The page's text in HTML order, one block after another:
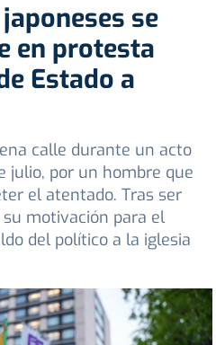
se
en protesta
Estado a
calle durante un acto
julio, por un hombre que
el atentado. Tras ser
motivación para el
del político a la iglesia